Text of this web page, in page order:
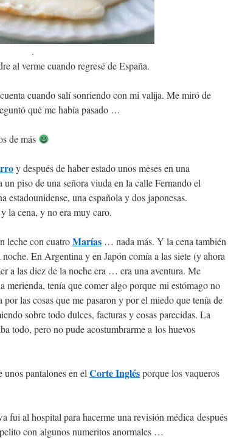
.
al verme cuando regresé de España.
cuando salí sonriendo con mi valija. Me miró de
qué me había pasado …
de más
y después de haber estado unos meses en una
piso de una señora viuda en la calle Fernando el
una española y dos japonesas.
la cena, y no era muy caro.
leche con cuatroMarías … nada más. Y la cena también
En Argentina y en Japón comía a las siete (y ahora
a las diez de la noche era … era una aventura. Me
merienda, tenía que comer algo porque mi estómago no
las cosas que me pasaron y por el miedo que tenía de
sobre todo dulces, facturas y cosas parecidas. La
todo, pero no pude acostumbrarme a los huevos
pantalones en el Corte Inglésporque los vaqueros
fui al hospital para hacerme una revisión médica después
con algunos numeritos anormales …